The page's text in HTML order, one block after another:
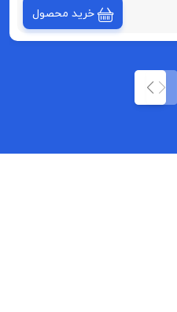
خرید محصول